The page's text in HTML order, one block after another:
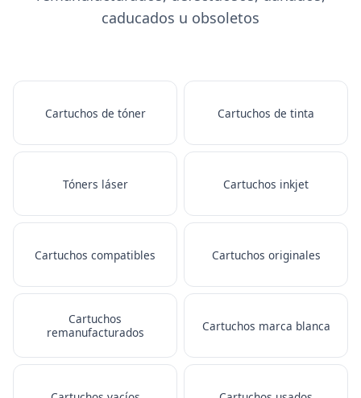
caducados u obsoletos
Cartuchos de tóner Cartuchos de tinta
Tóners láser Cartuchos inkjet
Cartuchos compatibles Cartuchos originales
Cartuchos
remanufacturados
Cartuchos marca blanca